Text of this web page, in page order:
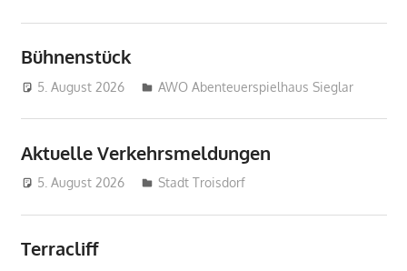
Bühnenstück
5. August 2026 treffpunkt
AWO Abenteuerspielhaus Sieglar
Aktuelle Verkehrsmeldungen
5. August 2026 treffpunkt
Stadt Troisdorf
Terracliff